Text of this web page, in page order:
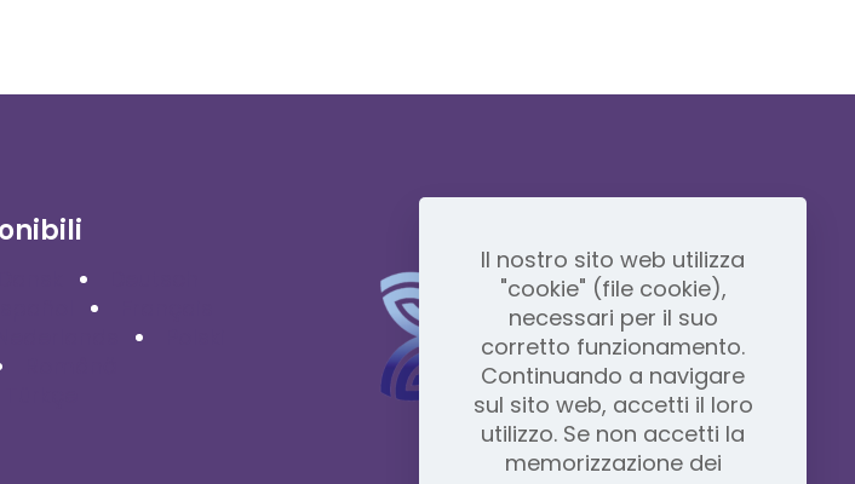
Il nostro sito web utilizza
"cookie" (file cookie),
necessari per il suo
corretto funzionamento.
Continuando a navigare
sul sito web, accetti il ​​loro
utilizzo. Se non accetti la
memorizzazione dei